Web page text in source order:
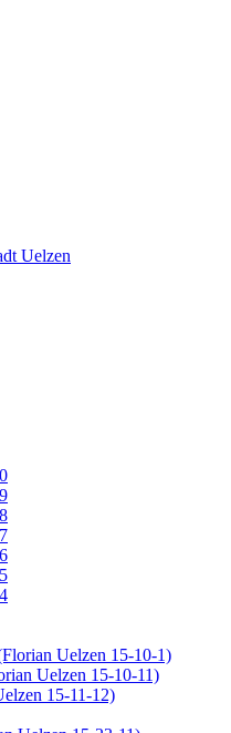
Uelzen
Uelzen 15-10-1)
Uelzen 15-10-11)
15-11-12)